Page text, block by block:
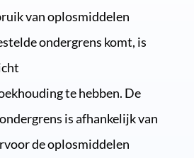
van oplosmiddelen
ondergrens komt, is
te hebben. De
is afhankelijk van
de oplosmiddelen